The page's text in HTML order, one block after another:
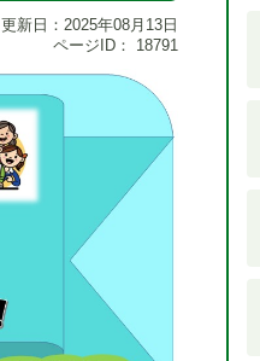
更新日：2025年08月13日
ページID：
18791